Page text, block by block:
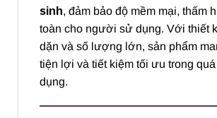
sinh, đảm bảo độ mềm mại, thấm
toàn cho người sử dụng. Với thiết
dặn và số lượng lớn, sản phẩm
tiện lợi và tiết kiệm tối ưu trong
dụng.